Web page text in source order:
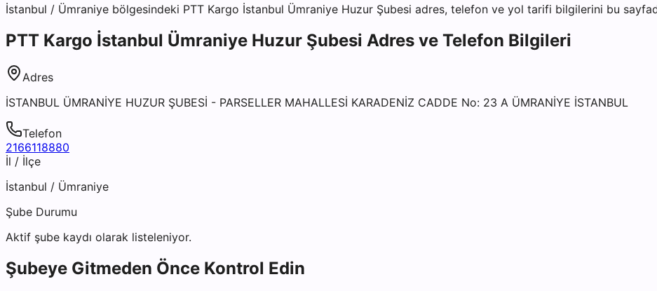
İstanbul / Ümraniye bölgesindeki PTT Kargo İstanbul Ümraniye Huzur Şubesi adres, telefon ve yol tarifi bilgilerini bu
PTT Kargo İstanbul Ümraniye Huzur Şubesi Adres ve Telefon Bilgileri
Adres
İSTANBUL ÜMRANİYE HUZUR ŞUBESİ - PARSELLER MAHALLESİ KARADENİZ CADDE No: 23 A ÜMRANİYE İSTANBUL
Telefon
2166118880
İl / İlçe
İstanbul / Ümraniye
Şube Durumu
Aktif şube kaydı olarak listeleniyor.
Şubeye Gitmeden Önce Kontrol Edin